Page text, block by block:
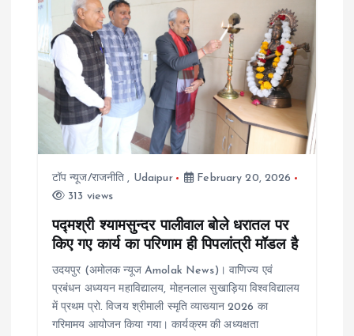
g
t
टॉप न्यूज/राजनीति , Udaipur
February 20, 2026
313 views
पद्मश्री श्यामसुन्दर पालीवाल बोले धरातल पर
किए गए कार्य का परिणाम ही पिपलांत्री मॉडल है
उदयपुर (अमोलक न्यूज Amolak News)। वाणिज्य एवं
प्रबंधन अध्ययन महाविद्यालय, मोहनलाल सुखाड़िया विश्वविद्यालय
में प्रथम प्रो. विजय श्रीमाली स्मृति व्याख्यान 2026 का
गरिमामय आयोजन किया गया। कार्यक्रम की अध्यक्षता